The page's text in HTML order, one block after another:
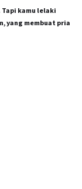
kamu lelaki
yang membuat pria